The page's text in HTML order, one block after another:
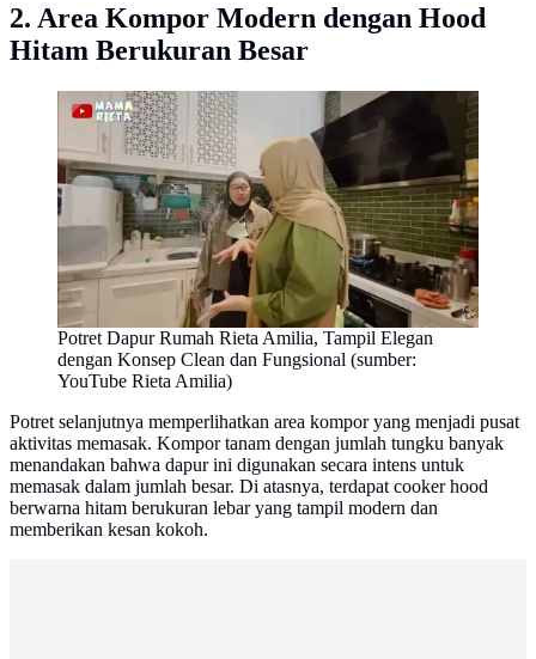
2. Area Kompor Modern dengan Hood
Hitam Berukuran Besar
Potret Dapur Rumah Rieta Amilia, Tampil Elegan
dengan Konsep Clean dan Fungsional (sumber:
YouTube Rieta Amilia)
Potret selanjutnya memperlihatkan area kompor yang menjadi pusat
aktivitas memasak. Kompor tanam dengan jumlah tungku banyak
menandakan bahwa dapur ini digunakan secara intens untuk
memasak dalam jumlah besar. Di atasnya, terdapat cooker hood
berwarna hitam berukuran lebar yang tampil modern dan
memberikan kesan kokoh.